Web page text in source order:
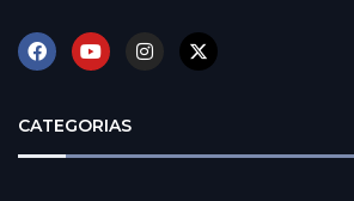
CATEGORIAS